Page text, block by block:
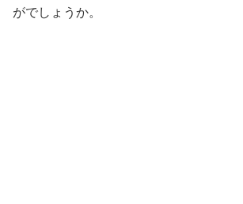
がでしょうか。